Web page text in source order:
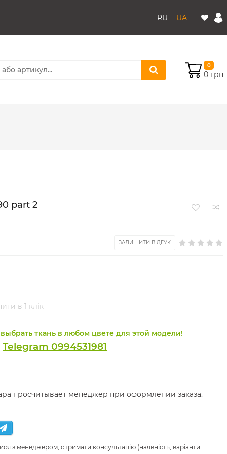
RU UA
0
0 грн
part 2
ЗАЛИШИТИ ВІДГУК
в 1 клік
ткань в любом цвете для этой модели!
Telegram 0994531981
просчитывает менеджер при оформлении заказа.
з менеджером, отримати консультацію (наявність, варіанти